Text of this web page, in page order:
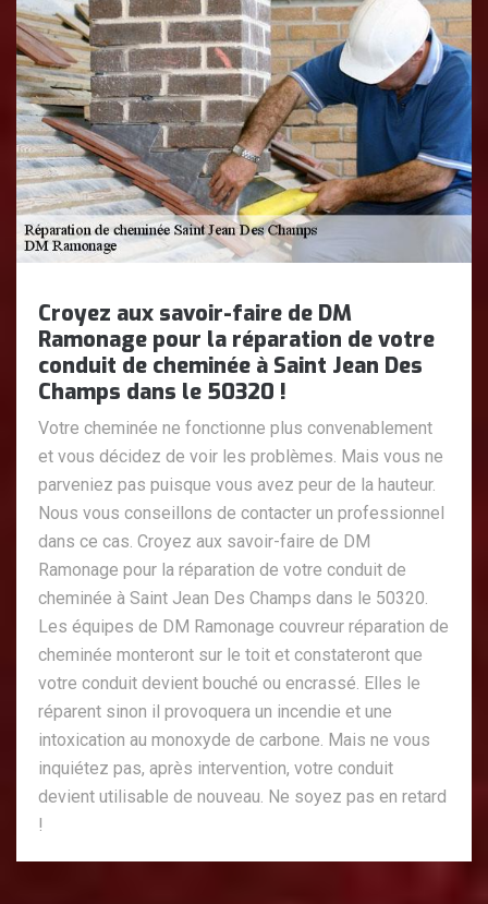
Croyez aux savoir-faire de DM
Ramonage pour la réparation de votre
conduit de cheminée à Saint Jean Des
Champs dans le 50320 !
Votre cheminée ne fonctionne plus convenablement
et vous décidez de voir les problèmes. Mais vous ne
parveniez pas puisque vous avez peur de la hauteur.
Nous vous conseillons de contacter un professionnel
dans ce cas. Croyez aux savoir-faire de DM
Ramonage pour la réparation de votre conduit de
cheminée à Saint Jean Des Champs dans le 50320.
Les équipes de DM Ramonage couvreur réparation de
cheminée monteront sur le toit et constateront que
votre conduit devient bouché ou encrassé. Elles le
réparent sinon il provoquera un incendie et une
intoxication au monoxyde de carbone. Mais ne vous
inquiétez pas, après intervention, votre conduit
devient utilisable de nouveau. Ne soyez pas en retard
!